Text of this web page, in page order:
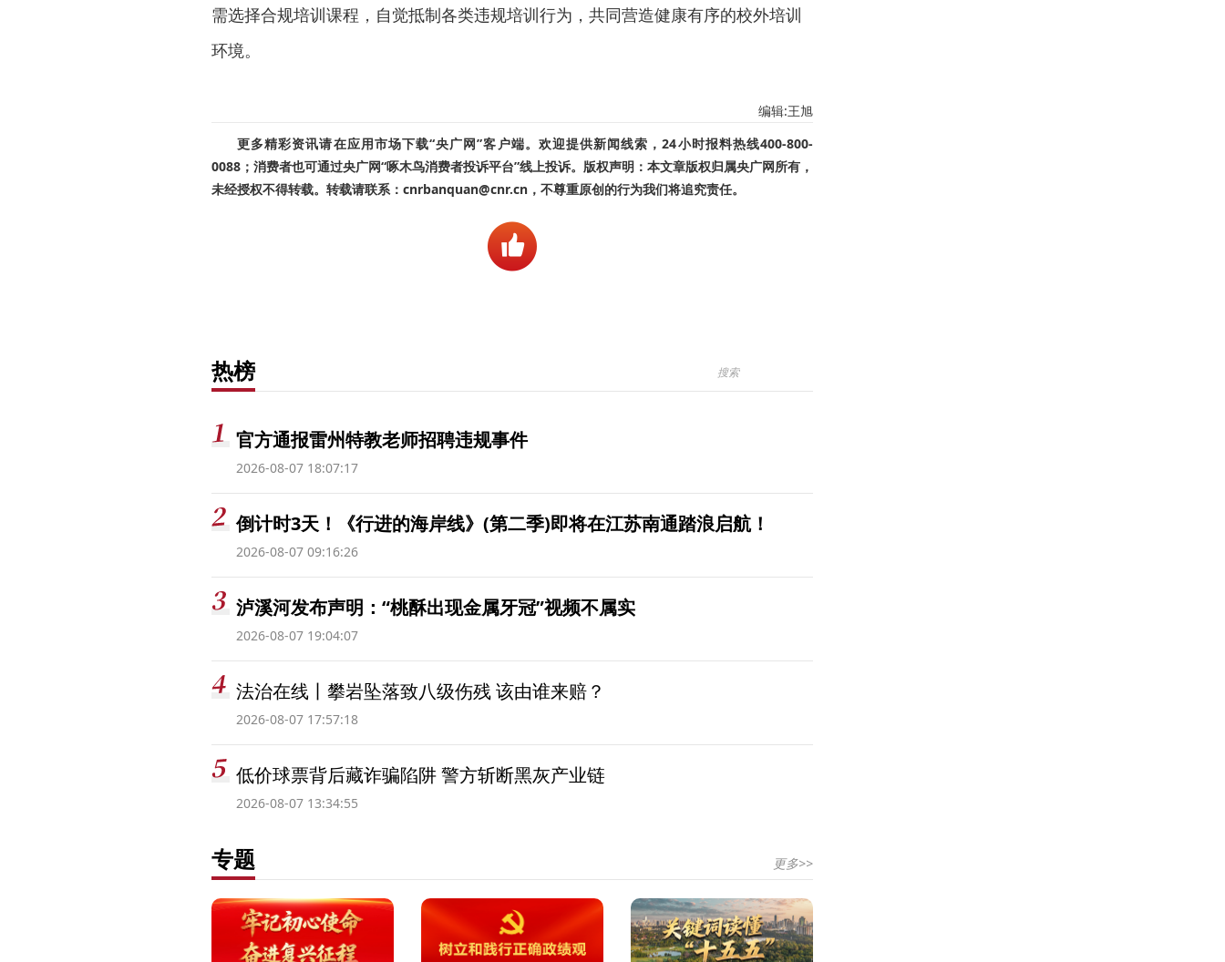
需选择合规培训课程，自觉抵制各类违规培训行为，共同营造健康有序的校外培训
环境。
编辑:王旭
更多精彩资讯请在应用市场下载“央广网”客户端。欢迎提供新闻线索，24小时报料热线400-800-
0088；消费者也可通过央广网“啄木鸟消费者投诉平台”线上投诉。版权声明：本文章版权归属央广网所有，
未经授权不得转载。转载请联系：cnrbanquan@cnr.cn，不尊重原创的行为我们将追究责任。
热榜
官方通报雷州特教老师招聘违规事件
2026-08-07 18:07:17
倒计时3天！《行进的海岸线》(第二季)即将在江苏南通踏浪启航！
2026-08-07 09:16:26
泸溪河发布声明：“桃酥出现金属牙冠”视频不属实
2026-08-07 19:04:07
法治在线丨攀岩坠落致八级伤残 该由谁来赔？
2026-08-07 17:57:18
低价球票背后藏诈骗陷阱 警方斩断黑灰产业链
2026-08-07 13:34:55
专题 更多>>